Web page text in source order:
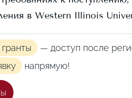
в Western Illinois
— доступ после
напрямую!